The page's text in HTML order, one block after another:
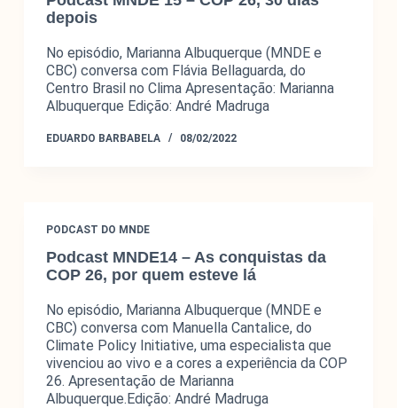
depois
No episódio, Marianna Albuquerque (MNDE e
CBC) conversa com Flávia Bellaguarda, do
Centro Brasil no Clima Apresentação: Marianna
Albuquerque Edição: André Madruga
EDUARDO BARBABELA 08/02/2022
PODCAST DO MNDE
Podcast MNDE14 – As conquistas da
COP 26, por quem esteve lá
No episódio, Marianna Albuquerque (MNDE e
CBC) conversa com Manuella Cantalice, do
Climate Policy Initiative, uma especialista que
vivenciou ao vivo e a cores a experiência da COP
26. Apresentação de Marianna
Albuquerque.Edição: André Madruga